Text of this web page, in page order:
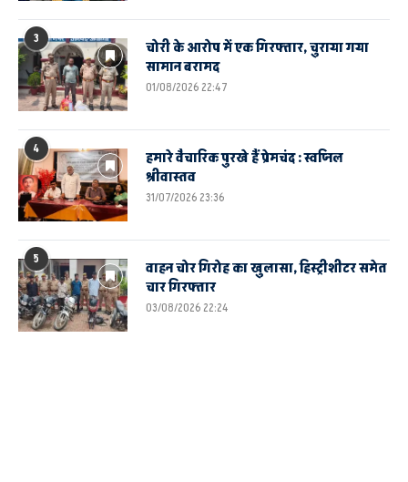
3
चोरी के आरोप में एक गिरफ्तार, चुराया गया
सामान बरामद
01/08/2026 22:47
4
हमारे वैचारिक पुरखे हैं प्रेमचंद : स्वप्निल
श्रीवास्तव
31/07/2026 23:36
5
वाहन चोर गिरोह का खुलासा, हिस्ट्रीशीटर समेत
चार गिरफ्तार
03/08/2026 22:24